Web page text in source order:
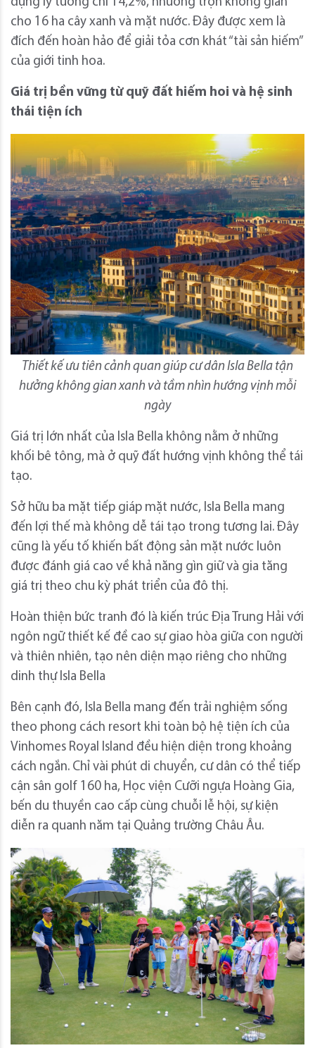
cho 16 ha cây xanh và mặt nước. Đây được xem là
đích đến hoàn hảo để giải tỏa cơn khát “tài sản hiếm”
của giới tinh hoa.
Giá trị bền vững từ quỹ đất hiếm hoi và hệ sinh
thái tiện ích
Thiết kế ưu tiên cảnh quan giúp cư dân Isla Bella tận
hưởng không gian xanh và tầm nhìn hướng vịnh mỗi
ngày
Giá trị lớn nhất của Isla Bella không nằm ở những
khối bê tông, mà ở quỹ đất hướng vịnh không thể tái
tạo.
Sở hữu ba mặt tiếp giáp mặt nước, Isla Bella mang
đến lợi thế mà không dễ tái tạo trong tương lai. Đây
cũng là yếu tố khiến bất động sản mặt nước luôn
được đánh giá cao về khả năng gìn giữ và gia tăng
giá trị theo chu kỳ phát triển của đô thị.
Hoàn thiện bức tranh đó là kiến trúc Địa Trung Hải với
ngôn ngữ thiết kế đề cao sự giao hòa giữa con người
và thiên nhiên, tạo nên diện mạo riêng cho những
dinh thự Isla Bella
Bên cạnh đó, Isla Bella mang đến trải nghiệm sống
theo phong cách resort khi toàn bộ hệ tiện ích của
Vinhomes Royal Island đều hiện diện trong khoảng
cách ngắn. Chỉ vài phút di chuyển, cư dân có thể tiếp
cận sân golf 160 ha, Học viện Cưỡi ngựa Hoàng Gia,
bến du thuyền cao cấp cùng chuỗi lễ hội, sự kiện
diễn ra quanh năm tại Quảng trường Châu Âu.